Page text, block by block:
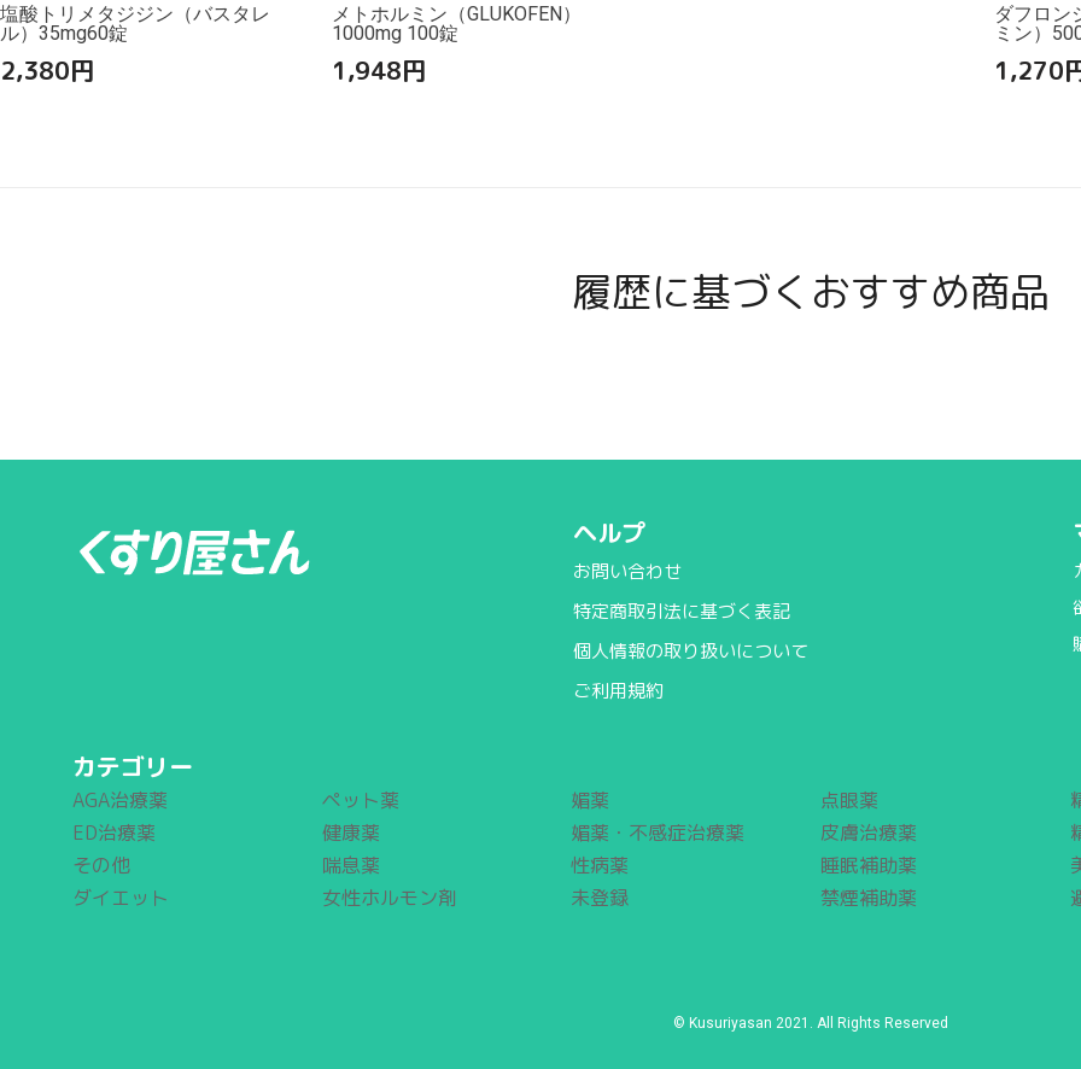
塩酸トリメタジジン（バスタレ
ル）35mg60錠
2,380円
メトホルミン（GLUKOFEN）
1000mg 100錠
1,948円
ダフロン
ミン）
1,270
履歴に基づくおすすめ商品
ヘルプ
お問い合わせ
特定商取引法に基づく表記
個人情報の取り扱いについて
ご利用規約
カテゴリー
AGA治療薬
ED治療薬
その他
ダイエット
ペット薬
健康薬
喘息薬
女性ホルモン剤
媚薬
媚薬・不感症治療薬
性病薬
未登録
点眼薬
皮膚治療薬
睡眠補助薬
禁煙補助薬
© Kusuriyasan 2021. All Rights Reserved